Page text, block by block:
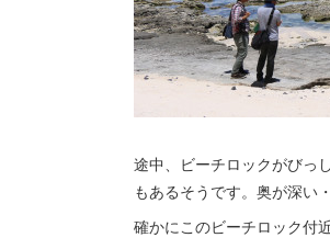
途中、ビーチロックがびっ
もあるそうです。奥が深い・
確かにこのビーチロック付